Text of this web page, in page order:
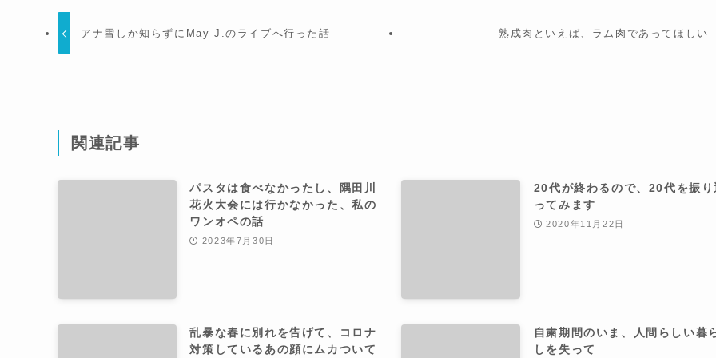
アナ雪しか知らずにMay J.のライブへ行った話 熟成肉といえば、ラム肉であってほしい
関連記事
パスタは食べなかったし、隅田川
花火大会には行かなかった、私の
ワンオペの話
2023年7月30日
20代が終わるので、20代を振り
ってみます
2020年11月22日
乱暴な春に別れを告げて、コロナ
対策しているあの顔にムカついて
自粛期間のいま、人間らしい暮
しを失って